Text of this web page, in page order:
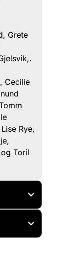
Grete
Cecilie
Rye,
Toril